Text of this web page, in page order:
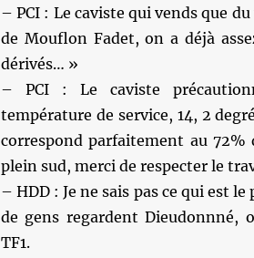
– PCI : Le caviste qui vends que
de Mouflon Fadet, on a déjà
dérivés… »
– PCI : Le caviste
température de service, 14, 2
correspond parfaitement au 72%
plein sud, merci de respecter le
– HDD : Je ne sais pas ce qui est
de gens regardent Dieudonnné,
TF1.